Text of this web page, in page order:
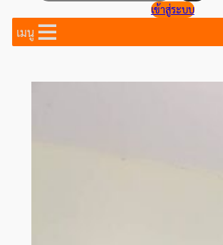
เข้าสู่ระบบ
เมนู